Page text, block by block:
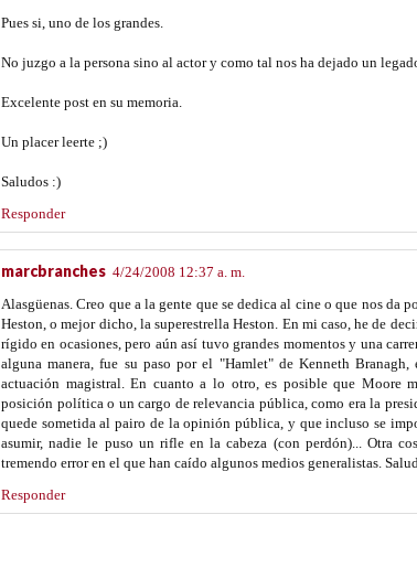
Pues si, uno de los grandes.
No juzgo a la persona sino al actor y como tal nos ha dejado un
Excelente post en su memoria.
Un placer leerte ;)
Saludos :)
Responder
marcbranches 4/24/2008 12:37 a. m.
Alasgüenas. Creo que a la gente que se dedica al cine o que nos da
Heston, o mejor dicho, la superestrella Heston. En mi caso, he de
rígido en ocasiones, pero aún así tuvo grandes momentos y una
alguna manera, fue su paso por el "Hamlet" de Kenneth
actuación magistral. En cuanto a lo otro, es posible que Moore
posición política o un cargo de relevancia pública, como era la
quede sometida al pairo de la opinión pública, y que incluso se
asumir, nadie le puso un rifle en la cabeza (con perdón)... Otra
tremendo error en el que han caído algunos medios generalistas.
Responder